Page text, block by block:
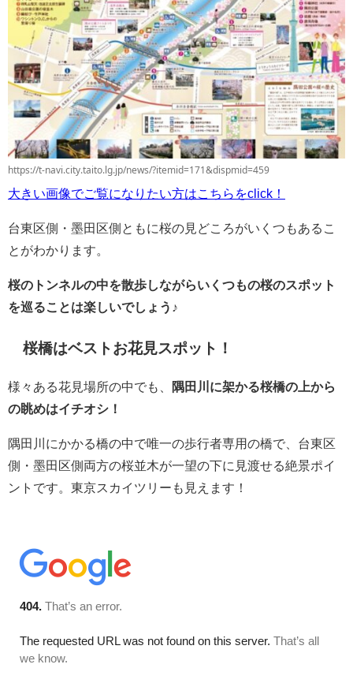
https://t-navi.city.taito.lg.jp/news/?itemid=171&dispmid=459
大きい画像でご覧になりたい方はこちらをclick！
台東区側・墨田区側ともに桜の見どころがいくつもあるこ
とがわかります。
桜のトンネルの中を散歩しながらいくつもの桜のスポット
を巡ることは楽しいでしょう♪
桜橋はベストお花見スポット！
様々ある花見場所の中でも、
隅田川に架かる桜橋の上から
の眺めはイチオシ！
隅田川にかかる橋の中で唯一の歩行者専用の橋で、台東区
側・墨田区側両方の桜並木が一望の下に見渡せる絶景ポイ
ントです。東京スカイツリーも見えます！